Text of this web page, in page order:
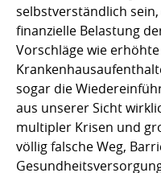
selbstverständlich
finanzielle Belastung
Vorschläge wie
sogar die
aus unserer Sicht
multipler Krisen und
völlig falsche Weg,